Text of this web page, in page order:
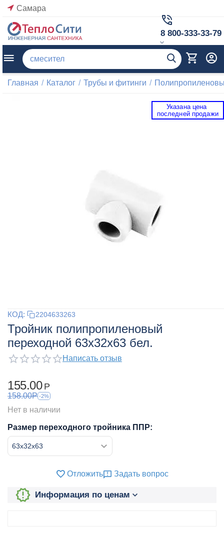
Самара
8 800-333-33-79
Главная / Каталог / Трубы и фитинги /
Указана цена
последней продажи
КОД: 2204633263
Тройник полипропиленовый
переходной 63x32x63 бел.
Написать отзыв
155.00 Р
158.00Р -2%
Нет в наличии
Размер переходного тройника ППР:
Отложить Задать вопрос
Информация по ценам